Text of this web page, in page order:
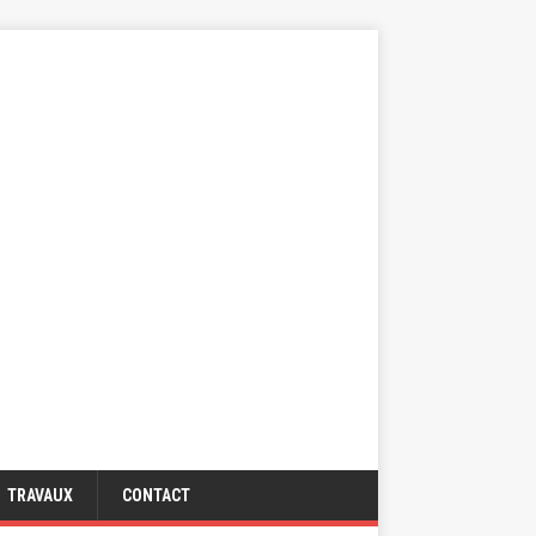
TRAVAUX CONTACT